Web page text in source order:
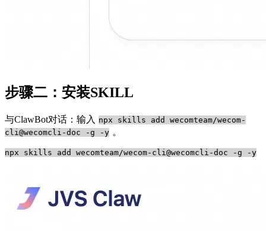
步骤二：安装SKILL
与ClawBot对话：输入 npx skills add wecomteam/wecom-
cli@wecomcli-doc -g -y 。